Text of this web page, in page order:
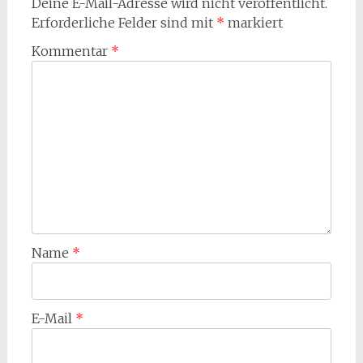
Deine E-Mail-Adresse wird nicht veröffentlicht.
Erforderliche Felder sind mit * markiert
Kommentar *
Name *
E-Mail *